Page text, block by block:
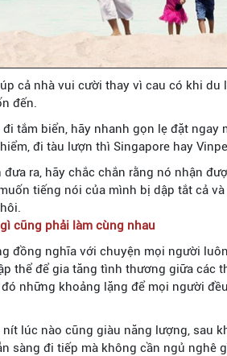
cả nhà vui cười thay vì cau có khi
đến.
tắm biển, hãy nhanh gọn lẹ đặt ngay
đi tàu lượn thì Singapore hay
ra, hãy chắc chắn rằng nó nhận
tiếng nói của mình bị dập tắt cả
cũng phải làm cùng nhau
đồng nghĩa với chuyện mọi người
thể để gia tăng tình thương giữa các
những khoảng lặng để mọi người
lúc nào cũng giàu năng lượng, sau
sàng đi tiếp mà không cần ngủ nghê